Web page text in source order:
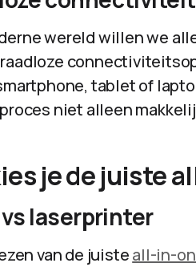
wereld willen we
tablet of
niet alleen
je de juiste
laserprinter
van de juisteall-in-